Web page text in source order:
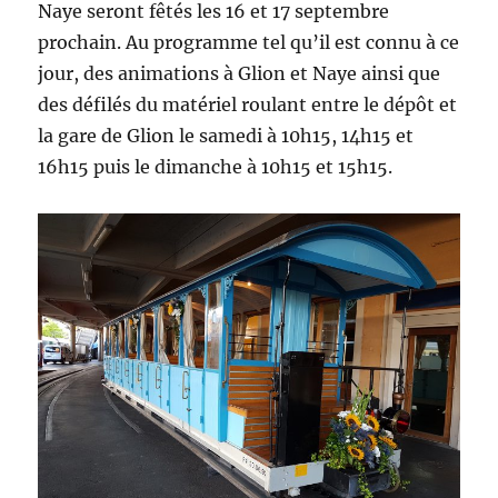
Naye seront fêtés les 16 et 17 septembre
prochain. Au programme tel qu’il est connu à ce
jour, des animations à Glion et Naye ainsi que
des défilés du matériel roulant entre le dépôt et
la gare de Glion le samedi à 10h15, 14h15 et
16h15 puis le dimanche à 10h15 et 15h15.